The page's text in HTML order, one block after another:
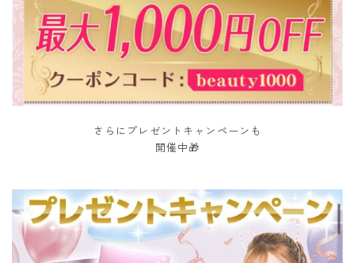
さらにプレゼントキャンペーンも
開催中🎁